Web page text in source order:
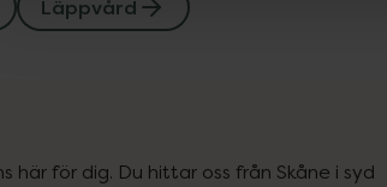
Läppvård
här för dig. Du hittar oss från Skåne i syd